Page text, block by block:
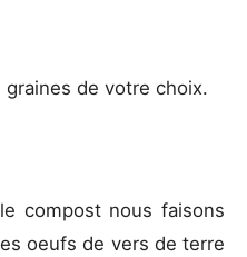
de votre choix.
compost nous faisons
oeufs de vers de terre